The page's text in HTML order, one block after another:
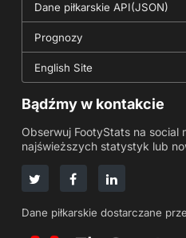
Dane piłkarskie API(JSON)
Prognozy
English Site
Bądźmy w kontakcie
Obserwuj FootyStats na
najświeższych statystyk lub
Dane piłkarskie dostarczane